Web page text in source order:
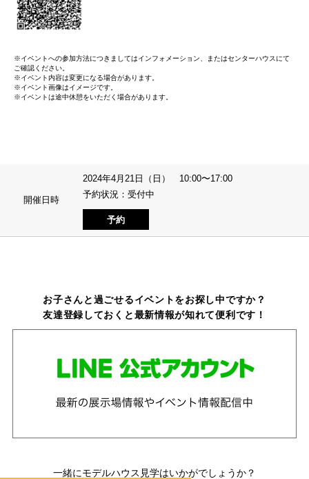
※イベントへの参加方法につきましてはインフォメーション、またはセンターハウスにて
ご確認ください。
※イベント内容は変更になる場合があります。
※イベント画像はイメージです。
※イベントは途中休憩をいただく場合があります。
開催日時
2024年4月21日（日） 10:00〜17:00
予約状況：受付中
予約
お子さんと過ごせるイベントをお探し中ですか？
友達登録しておくと最新情報が知れて便利です！
一緒にモデルハウス見学はいかがでしょうか？